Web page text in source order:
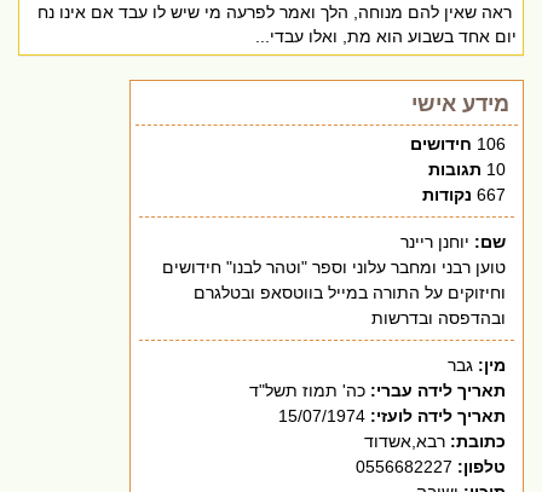
ראה שאין להם מנוחה, הלך ואמר לפרעה מי שיש לו עבד אם אינו נח
יום אחד בשבוע הוא מת, ואלו עבדי...
מידע אישי
106 חידושים
10 תגובות
667 נקודות
שם: יוחנן ריינר
טוען רבני ומחבר עלוני וספר "וטהר לבנו" חידושים
וחיזוקים על התורה במייל בווטסאפ ובטלגרם
ובהדפסה ובדרשות
מין: גבר
תאריך לידה עברי: כה' תמוז תשל"ד
תאריך לידה לועזי:
כתובת: רבא,אשדוד
טלפון: